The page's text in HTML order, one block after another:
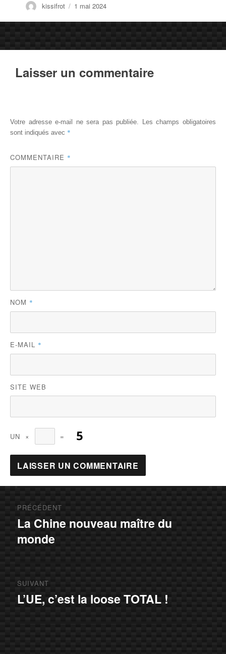
Auteur
kissifrot
Publié
1 mai 2024
Laisser un commentaire
Votre adresse e-mail ne sera pas publiée.
Les champs obligatoires
sont indiqués avec *
COMMENTAIRE *
NOM *
E-MAIL *
SITE WEB
UN × =
de
l’article
PRÉCÉDENT
Article
précédent :
La Chine nouveau maître du
monde
SUIVANT
Article
L’UE, c’est la loose TOTAL !